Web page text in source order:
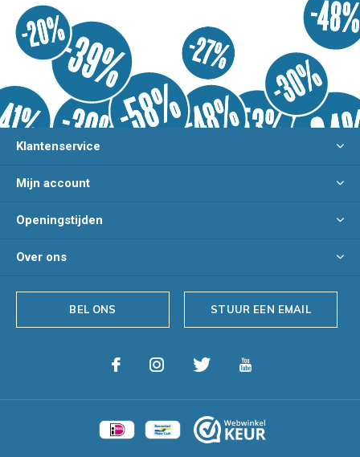
Klantenservice
Mijn account
Openingstijden
Over ons
BEL ONS STUUR EEN EMAIL